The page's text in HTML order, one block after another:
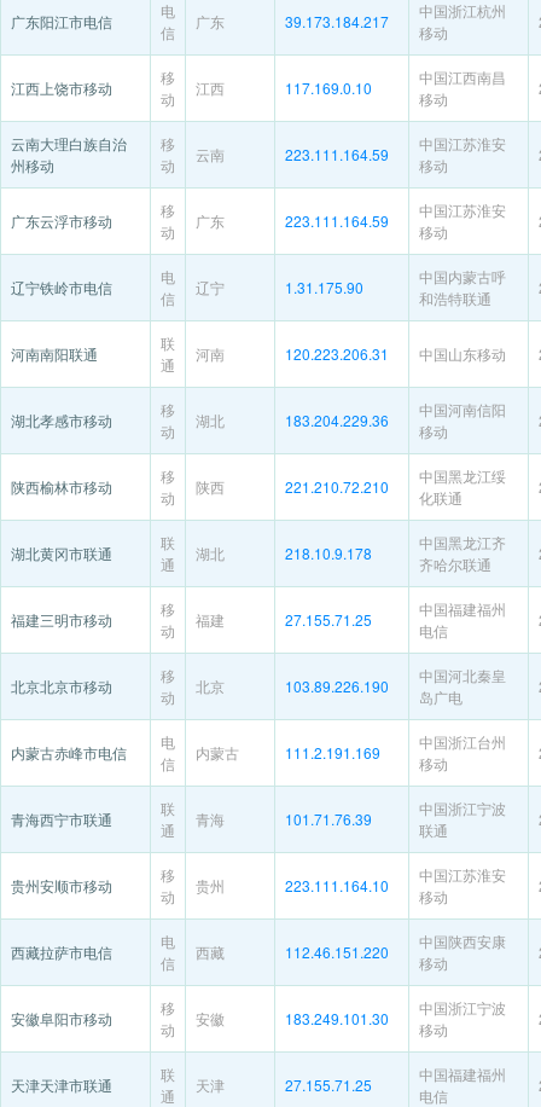
广东阳江市电信
电
信
广东 39.173.184.217
中国浙江杭州
移动
江西上饶市移动
移
动
江西 117.169.0.10
中国江西南昌
移动
云南大理白族自治
州移动
移
动
云南 223.111.164.59
中国江苏淮安
移动
广东云浮市移动
移
动
广东 223.111.164.59
中国江苏淮安
移动
辽宁铁岭市电信
电
信
辽宁 1.31.175.90
中国内蒙古呼
和浩特联通
河南南阳联通
联
通
河南 120.223.206.31 中国山东移动
湖北孝感市移动
移
动
湖北 183.204.229.36
中国河南信阳
移动
陕西榆林市移动
移
动
陕西 221.210.72.210
中国黑龙江绥
化联通
湖北黄冈市联通
联
通
湖北 218.10.9.178
中国黑龙江齐
齐哈尔联通
福建三明市移动
移
动
福建 27.155.71.25
中国福建福州
电信
北京北京市移动
移
动
北京 103.89.226.190
中国河北秦皇
岛广电
内蒙古赤峰市电信
电
信
内蒙古 111.2.191.169
中国浙江台州
移动
青海西宁市联通
联
通
青海 101.71.76.39
中国浙江宁波
联通
贵州安顺市移动
移
动
贵州 223.111.164.10
中国江苏淮安
移动
西藏拉萨市电信
电
信
西藏 112.46.151.220
中国陕西安康
移动
安徽阜阳市移动
移
动
安徽 183.249.101.30
中国浙江宁波
移动
天津天津市联通
联
通
天津 27.155.71.25
中国福建福州
电信